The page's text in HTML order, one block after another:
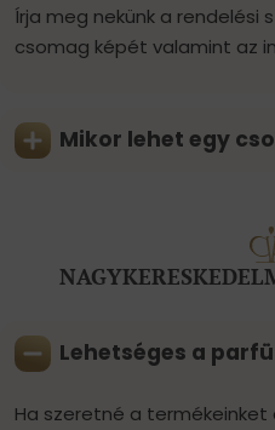
Írja meg nekünk a
csomag képét valamint az
Mikor lehet egy
Lehetséges a
Ha szeretné a termékeinket